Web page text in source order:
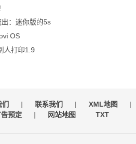
：迷你版的5s
OS
人打印1.9
们 | 联系我们 | XML地图
|
告预定 | 网站地图 TXT